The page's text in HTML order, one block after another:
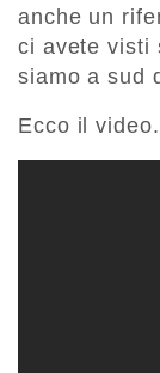
anche un
ci avete visti
siamo a sud
Ecco il video.